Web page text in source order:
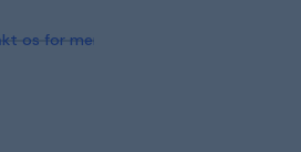
os for mere information